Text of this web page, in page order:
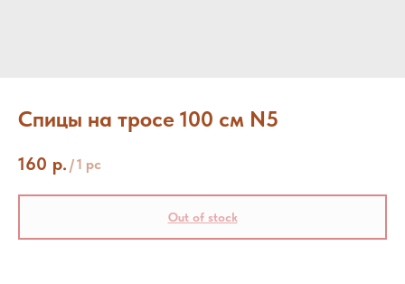
Спицы на тросе 100 см N5
160 р. /1 pc
Out of stock